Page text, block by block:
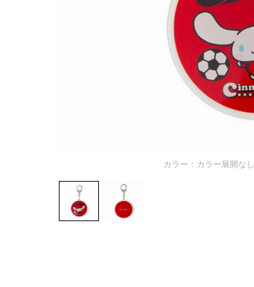
カラー：カラー展開なし